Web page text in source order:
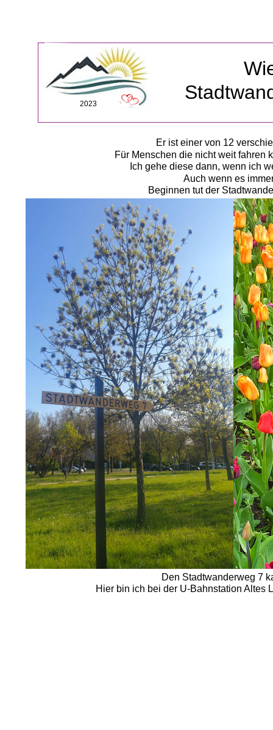
Er ist einer von 12
Für Menschen die nicht weit fahren
Ich gehe diese dann, wenn ich
Auch wenn es
Beginnen tut der
2023
Den Stadtwanderweg 7
Hier bin ich bei der U-Bahnstation Altes